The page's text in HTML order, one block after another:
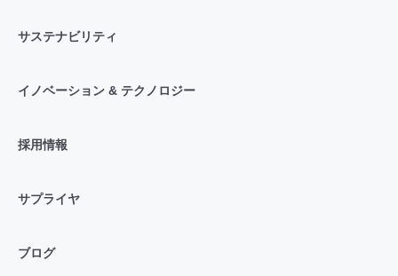
サステナビリティ
イノベーション & テクノロジー
採用情報
サプライヤ
ブログ